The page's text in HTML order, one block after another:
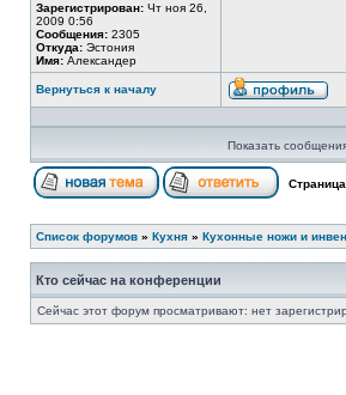
Зарегистрирован: Чт ноя 26,
2009 0:56
Сообщения: 2305
Откуда: Эстония
Имя: Александер
Вернуться к началу
Показать
Страница
Список форумов » Кухня » Кухонные ножи и
Кто сейчас на конференции
Сейчас этот форум просматривают: нет